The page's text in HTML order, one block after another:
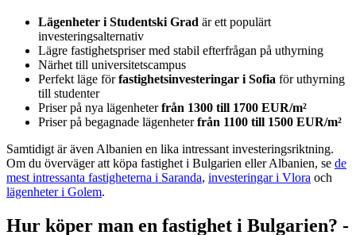
Lägenheter i Studentski Grad är ett populärt
investeringsalternativ
Lägre fastighetspriser med stabil efterfrågan på uthyrning
Närhet till universitetscampus
Perfekt läge förfastighetsinvesteringar i Sofia för uthyrning
till studenter
Priser på nya lägenheterfrån 1300 till 1700 EUR/m²
Priser på begagnade lägenheterfrån 1100 till 1500 EUR/m²
Samtidigt är även Albanien en lika intressant investeringsriktning.
Om du överväger att köpa fastighet i Bulgarien eller Albanien, se de
mest intressanta fastigheterna i Saranda, investeringar i Vlora och
lägenheter i Golem.
Hur köper man en fastighet i Bulgarien? -